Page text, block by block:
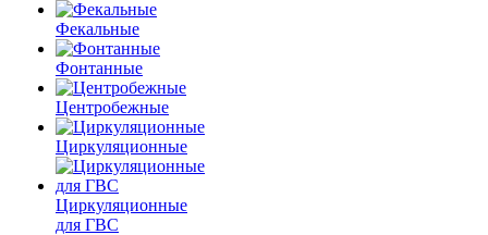
Фекальные
Фонтанные
Центробежные
Циркуляционные
Циркуляционные
для ГВС